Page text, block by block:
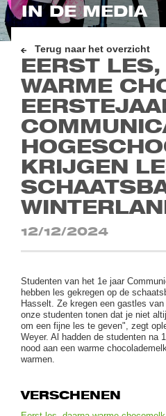
IN DE MEDIA
Terug naar het overzicht
EERST
WARME
KRIJGEN
12/12/2024
Studenten van het 1e jaar
hebben les gekregen op de
Hasselt. Ze kregen een gastles
onze studenten tonen dat je niet
om een fijne les te geven", zegt
Weyer. Al hadden de studenten na
nood aan een warme
warmen.
VERSCHENEN